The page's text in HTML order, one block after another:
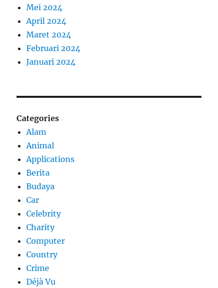
Mei 2024
April 2024
Maret 2024
Februari 2024
Januari 2024
Categories
Alam
Animal
Applications
Berita
Budaya
Car
Celebrity
Charity
Computer
Country
Crime
Déjà Vu